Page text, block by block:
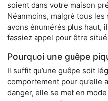
soient dans votre maison
Néanmoins, malgré tous
avons énumérés plus haut,
fassiez appel pour être situé.
Pourquoi une guêpe
Il suffit qu’une guêpe soit
comportement pour qu’elle
danger, elle se met en